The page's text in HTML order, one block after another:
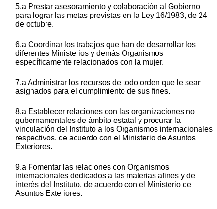
5.a Prestar asesoramiento y colaboración al Gobierno
para lograr las metas previstas en la Ley 16/1983, de 24
de octubre.
6.a Coordinar los trabajos que han de desarrollar los
diferentes Ministerios y demás Organismos
específicamente relacionados con la mujer.
7.a Administrar los recursos de todo orden que le sean
asignados para el cumplimiento de sus fines.
8.a Establecer relaciones con las organizaciones no
gubernamentales de ámbito estatal y procurar la
vinculación del Instituto a los Organismos internacionales
respectivos, de acuerdo con el Ministerio de Asuntos
Exteriores.
9.a Fomentar las relaciones con Organismos
internacionales dedicados a las materias afines y de
interés del Instituto, de acuerdo con el Ministerio de
Asuntos Exteriores.